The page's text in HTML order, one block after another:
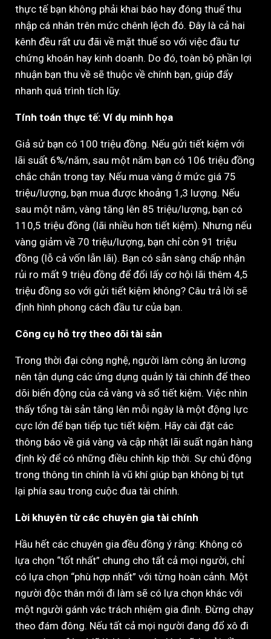
thực tế bạn không phải khai báo hay đóng thuế thu
nhập cá nhân trên mức chênh lệch đó. Đây là cả hai
kênh đều rất ưu đãi về mặt thuế so với việc đầu tư
chứng khoán hay kinh doanh. Do đó, toàn bộ phần lợi
nhuận bạn thu về sẽ thuộc về chính bạn, giúp đẩy
nhanh quá trình tích lũy.
Tính toán thực tế: Ví dụ minh họa
Giả sử bạn có 100 triệu đồng. Nếu gửi tiết kiệm với
lãi suất 6%/năm, sau một năm bạn có 106 triệu đồng
chắc chắn trong tay. Nếu mua vàng ở mức giá 75
triệu/lượng, bạn mua được khoảng 1,3 lượng. Nếu
sau một năm, vàng tăng lên 85 triệu/lượng, bạn có
110,5 triệu đồng (lãi nhiều hơn tiết kiệm). Nhưng nếu
vàng giảm về 70 triệu/lượng, bạn chỉ còn 91 triệu
đồng (lỗ cả vốn lẫn lãi). Bạn có sẵn sàng chấp nhận
rủi ro mất 9 triệu đồng để đổi lấy cơ hội lãi thêm 4,5
triệu đồng so với gửi tiết kiệm không? Câu trả lời sẽ
định hình phong cách đầu tư của bạn.
Công cụ hỗ trợ theo dõi tài sản
Trong thời đại công nghệ, người làm công ăn lương
nên tận dụng các ứng dụng quản lý tài chính để theo
dõi biến động của cả vàng và sổ tiết kiệm. Việc nhìn
thấy tổng tài sản tăng lên mỗi ngày là một động lực
cực lớn để bạn tiếp tục tiết kiệm. Hãy cài đặt các
thông báo về giá vàng và cập nhật lãi suất ngân hàng
định kỳ để có những điều chỉnh kịp thời. Sự chủ động
trong thông tin chính là vũ khí giúp bạn không bị tụt
lại phía sau trong cuộc đua tài chính.
Lời khuyên từ các chuyên gia tài chính
Hầu hết các chuyên gia đều đồng ý rằng: Không có
lựa chọn “tốt nhất” chung cho tất cả mọi người, chỉ
có lựa chọn “phù hợp nhất” với từng hoàn cảnh. Một
người độc thân mới đi làm sẽ có lựa chọn khác với
một người gánh vác trách nhiệm gia đình. Đừng chạy
theo đám đông. Nếu tất cả mọi người đang đổ xô đi